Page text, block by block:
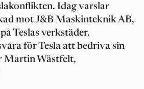
Idag varslar
mot J&B Maskinteknik AB,
Teslas verkstäder.
för Tesla att bedriva sin
Martin Wästfelt,